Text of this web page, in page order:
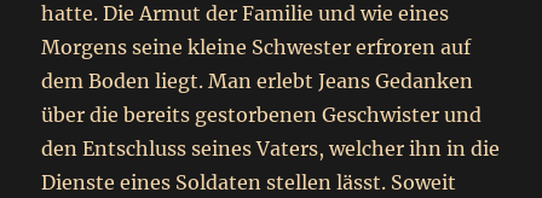
hatte. Die Armut der Familie und wie eines
Morgens seine kleine Schwester erfroren auf
dem Boden liegt. Man erlebt Jeans Gedanken
über die bereits gestorbenen Geschwister und
den Entschluss seines Vaters, welcher ihn in die
Dienste eines Soldaten stellen lässt. Soweit